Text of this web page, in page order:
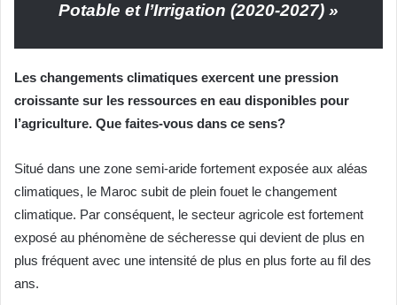
Potable et l’Irrigation (2020-2027) »
Les changements climatiques exercent une pression
croissante sur les ressources en eau disponibles pour
l’agriculture. Que faites-vous dans ce sens?
Situé dans une zone semi-aride fortement exposée aux aléas
climatiques, le Maroc subit de plein fouet le changement
climatique. Par conséquent, le secteur agricole est fortement
exposé au phénomène de sécheresse qui devient de plus en
plus fréquent avec une intensité de plus en plus forte au fil des
ans.